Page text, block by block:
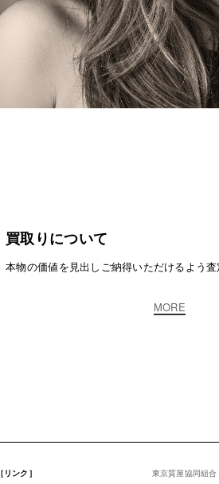
買取りについて
本物の価値を見出しご納得いただけるよう査
MORE
［リンク］ 東京質屋協同組合